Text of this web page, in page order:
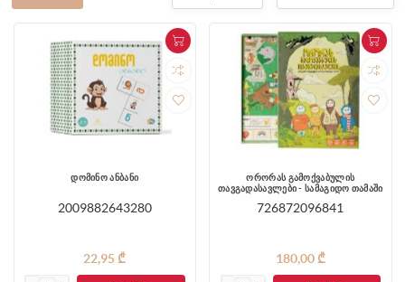
დომინო ანბანი
2009882643280
22,95 ₾
ორორას გამოქვაბულის
თავგადასავლები - სამაგიდო თამაში
726872096841
180,00 ₾